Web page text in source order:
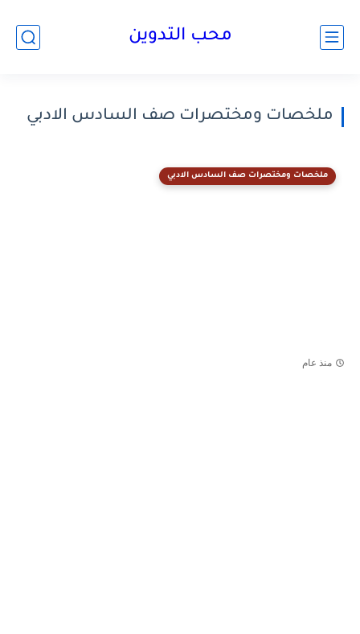
محب التدوين
ملخصات ومختصرات صف السادس الادبي
ملخصات ومختصرات صف السادس الادبي
منذ عام